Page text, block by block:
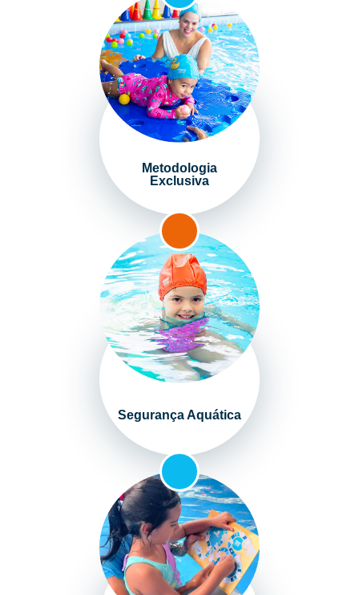
Metodologia
Exclusiva
Segurança Aquática